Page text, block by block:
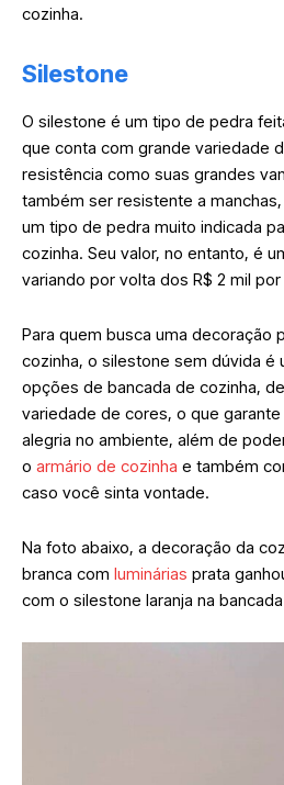
cozinha.
Silestone
O silestone é um tipo de pedra
que conta com grande variedade
resistência como suas grandes
também ser resistente a
um tipo de pedra muito indicada
cozinha. Seu valor, no entanto, é
variando por volta dos R$ 2 mil por
Para quem busca uma decoração
cozinha, o silestone sem dúvida é
opções de bancada de cozinha,
variedade de cores, o que
alegria no ambiente, além de
o armário de cozinha e também
caso você sinta vontade.
Na foto abaixo, a decoração da
branca com luminárias prata
com o silestone laranja na